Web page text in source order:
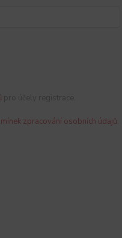
zpracování osobních údajů